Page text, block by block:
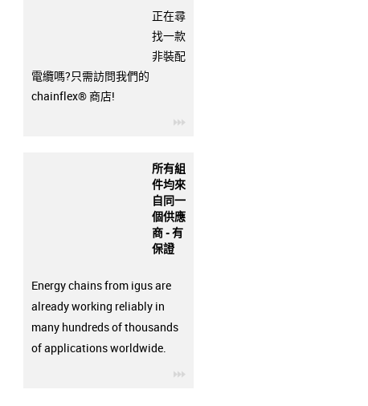
正在尋
找一款
非裝配
電纜嗎?只需訪問我們的
chainflex® 商店!
所有組
件均來
自同一
個供應
商 - 有
保證
Energy chains from igus are
already working reliably in
many hundreds of thousands
of applications worldwide.